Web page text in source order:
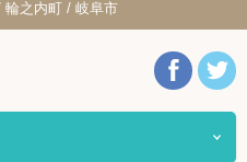
之内町 / 岐阜市